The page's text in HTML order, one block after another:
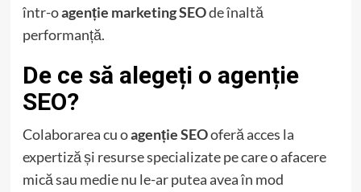
într-oagenție marketing SEOde înaltă
performanță.
De ce să alegeți o agenție
SEO?
Colaborarea cu oagenție SEOoferă acces la
expertiză și resurse specializate pe care o afacere
mică sau medie nu le-ar putea avea în mod